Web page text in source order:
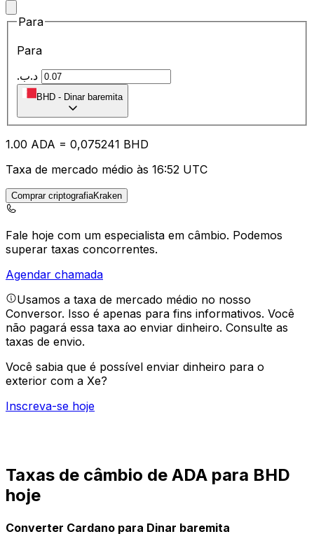
Para
Para
BHD - Dinar baremita
1.00 ADA = 0,075241 BHD
Taxa de mercado médio às 16:52 UTC
Comprar criptografiaKraken
Fale hoje com um especialista em câmbio. Podemos
superar taxas concorrentes.
Agendar chamada
Usamos a taxa de mercado médio no nosso
Conversor. Isso é apenas para fins informativos. Você
não pagará essa taxa ao enviar dinheiro. Consulte as
taxas de envio.
Você sabia que é possível enviar dinheiro para o
exterior com a Xe?
Inscreva-se hoje
Taxas de câmbio de ADA para BHD
hoje
Converter Cardano para Dinar baremita